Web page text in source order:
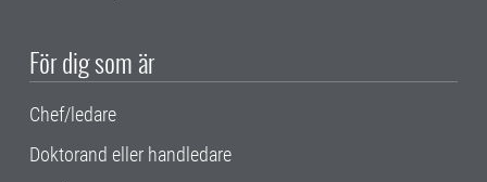
För dig som är
Chef/ledare
Doktorand eller handledare